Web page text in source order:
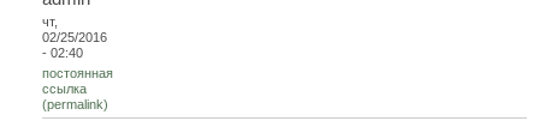
чт,
02/25/2016
- 02:40
постоянная
ссылка
(permalink)